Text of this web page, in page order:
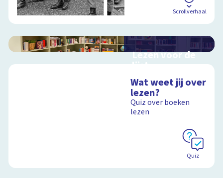
Scrollverhaal
Lezen voor de
lijst
uitzoeken van een
boek voor de leeslijst
Schoolplaat
Wat weet jij over
lezen?
Quiz over boeken
lezen
Quiz